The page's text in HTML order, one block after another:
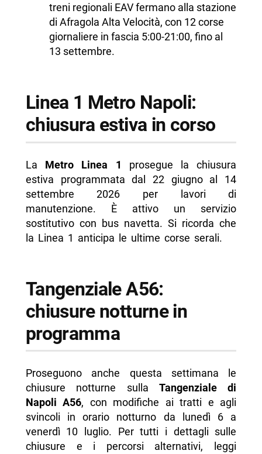
treni regionali EAV fermano alla stazione
di Afragola Alta Velocità, con 12 corse
giornaliere in fascia 5:00-21:00, fino al
13 settembre.
Linea 1 Metro Napoli:
chiusura estiva in corso
La Metro Linea 1
prosegue la chiusura
estiva programmata dal 22 giugno al 14
settembre 2026 per lavori di
manutenzione. È attivo un servizio
sostitutivo con bus navetta. Si ricorda che
la Linea 1 anticipa le ultime corse serali.
Tangenziale A56:
chiusure notturne in
programma
Proseguono anche questa settimana le
chiusure notturne sulla Tangenziale di
Napoli A56, con modifiche ai tratti e agli
svincoli in orario notturno da lunedì 6 a
venerdì 10 luglio. Per tutti i dettagli sulle
chiusure e i percorsi alternativi, leggi